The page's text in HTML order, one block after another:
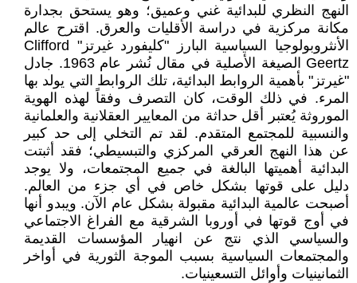
النهج النظري للبدائية غني وعميق؛ وهو يستحق بجدارة
مكانة مركزية في دراسة الأقليات والعرق. اقترح عالم
الأنثروبولوجيا السياسية البارز "كليفورد غيرتز" Clifford
Geertz الصيغة الأصلية في مقال نُشر عام 1963. جادل
"غيرتز" بأهمية الروابط البدائية، تلك الروابط التي يولد بها
المرء. في ذلك الوقت، كان التصرف وفقاً لهذه الهوية
الموروثة يُعتبر أقل حداثة من المعايير العقلانية والعلمانية
والنسبية للمجتمع المتقدم. لقد تم التخلي إلى حد كبير
عن هذا النهج العرقي المركزي والتبسيطي؛ فقد أثبتت
البدائية أهميتها البالغة في جميع المجتمعات، ولا يوجد
دليل على قوتها بشكل خاص في أي جزء من العالم.
أصبحت عالمية البدائية مقبولة بشكل عام الآن. ويبدو أنها
في أوج قوتها في أوروبا الشرقية مع الفراغ الاجتماعي
والسياسي الذي نتج عن انهيار المؤسسات القديمة
والمجتمعات السياسية بسبب الموجة الثورية في أواخر
الثمانينيات وأوائل التسعينيات.